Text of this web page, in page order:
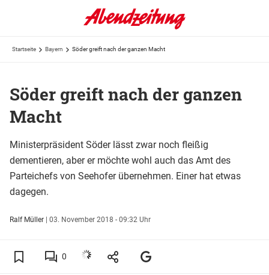
Startseite Bayern Söder greift nach der ganzen Macht
Söder greift nach der ganzen
Macht
Ministerpräsident Söder lässt zwar noch fleißig
dementieren, aber er möchte wohl auch das Amt des
Parteichefs von Seehofer übernehmen. Einer hat etwas
dagegen.
Ralf Müller | 03. November 2018 - 09:32 Uhr
0